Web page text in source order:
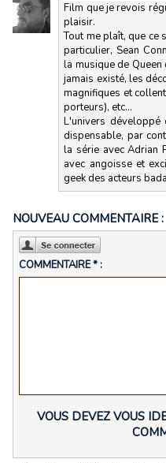
Film que je revois
plaisir.
Tout me plaît, que ce
particulier, Sean
la musique de
jamais existé, les
magnifiques et
porteurs), etc...
L'univers
dispensable, par
la série avec Adrian
avec angoisse et
geek des acteurs
NOUVEAU COMMENTAIRE :
COMMENTAIRE * :
VOUS DEVEZ VOUS